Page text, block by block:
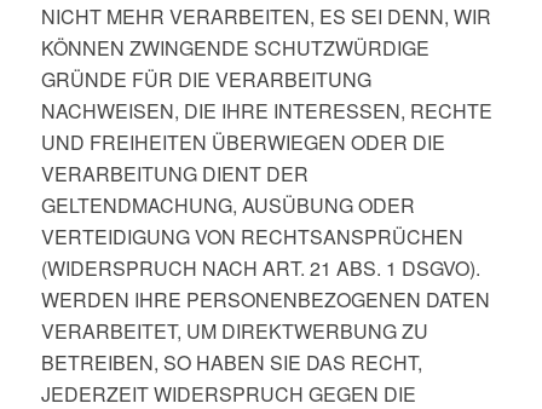
NICHT MEHR VERARBEITEN, ES SEI DENN, WIR
KÖNNEN ZWINGENDE SCHUTZWÜRDIGE
GRÜNDE FÜR DIE VERARBEITUNG
NACHWEISEN, DIE IHRE INTERESSEN, RECHTE
UND FREIHEITEN ÜBERWIEGEN ODER DIE
VERARBEITUNG DIENT DER
GELTENDMACHUNG, AUSÜBUNG ODER
VERTEIDIGUNG VON RECHTSANSPRÜCHEN
(WIDERSPRUCH NACH ART. 21 ABS. 1 DSGVO).
WERDEN IHRE PERSONENBEZOGENEN DATEN
VERARBEITET, UM DIREKTWERBUNG ZU
BETREIBEN, SO HABEN SIE DAS RECHT,
JEDERZEIT WIDERSPRUCH GEGEN DIE